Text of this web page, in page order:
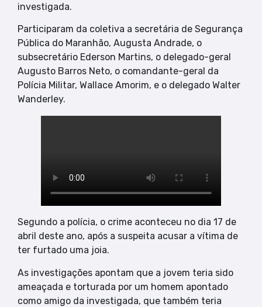
investigada.
Participaram da coletiva a secretária de Segurança
Pública do Maranhão, Augusta Andrade, o
subsecretário Ederson Martins, o delegado-geral
Augusto Barros Neto, o comandante-geral da
Polícia Militar, Wallace Amorim, e o delegado Walter
Wanderley.
Segundo a polícia, o crime aconteceu no dia 17 de
abril deste ano, após a suspeita acusar a vítima de
ter furtado uma joia.
As investigações apontam que a jovem teria sido
ameaçada e torturada por um homem apontado
como amigo da investigada, que também teria